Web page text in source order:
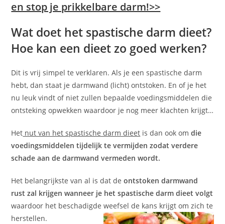
en stop je prikkelbare darm!>>
Wat doet het spastische darm dieet?
Hoe kan een dieet zo goed werken?
Dit is vrij simpel te verklaren. Als je een spastische darm
hebt, dan staat je darmwand (licht) ontstoken. En of je het
nu leuk vindt of niet zullen bepaalde voedingsmiddelen die
ontsteking opwekken waardoor je nog meer klachten krijgt…
Het nut van het spastische darm dieet is dan ook omdie
voedingsmiddelen tijdelijk te vermijden zodat verdere
schade aan de darmwand vermeden wordt.
Het belangrijkste van al is dat deontstoken darmwand
rust zal krijgen wanneer je het spastische darm dieet volgt
waardoor het beschadigde weefsel de kans krijgt om zich te
herstellen.